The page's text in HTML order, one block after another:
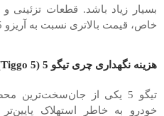
بسیار زیاد باشد. قطعات تزئینی
خاص، قیمت بالاتری نسبت به آریزو 5 دارند.
هزینه نگهداری چری تیگو 5 (Tiggo 5) در ایران
تیگو 5 یکی از
خودرو به خاطر استهلاک